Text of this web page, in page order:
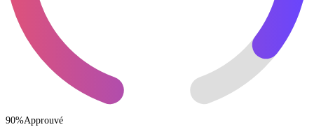
90%Approuvé